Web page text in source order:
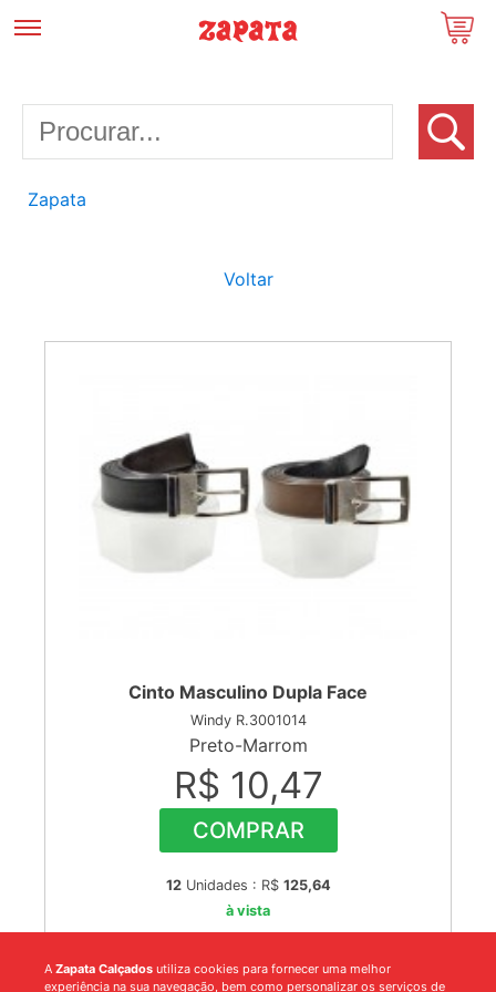
Zapata
Voltar
Cinto Masculino Dupla Face
Windy R.3001014
Preto-Marrom
R$ 10,47
COMPRAR
12Unidades : R$ 125,64
à vista
A Zapata Calçados utiliza cookies para fornecer uma melhor
experiência na sua navegação, bem como personalizar os serviços de